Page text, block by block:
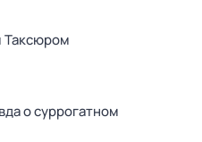
Таксюром
о сyрpогатном